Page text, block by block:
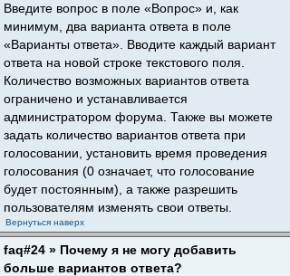
Введите вопрос в поле «Вопрос» и, как
минимум, два варианта ответа в поле
«Варианты ответа». Вводите каждый вариант
ответа на новой строке текстового поля.
Количество возможных вариантов ответа
ограничено и устанавливается
администратором форума. Также вы можете
задать количество вариантов ответа при
голосовании, установить время проведения
голосования (0 означает, что голосование
будет постоянным), а также разрешить
пользователям изменять свои ответы.
Вернуться наверх
faq#24 » Почему я не могу добавить
больше вариантов ответа?